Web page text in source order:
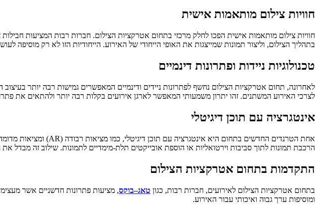
חוויות צילום מותאמות אישית
חוויות צילום מותאמות אישית הפכו לחלק מרכזי בתחום אטרקציות הצילום. חברות רבות המציעות
בתהליך הצילום, וליצור תמונות שמייצגות את האופי הייחודי של האירוע. הייחודיות הזו לא רק מוסיפה
טכנולוגיות ניידות ופתרונות דינמיים
לאחרונה, תחום אטרקציות הצילום נחשף לפתרונות ניידים ודינמיים המאפשרים גמישות רבה יותר
לצרכי האירוע המשתנים. זהו יתרון משמעותי המאפשר לארגן אירועים בקלות רבה יותר ולהתאים את
אינטגרציה עם תוכן דיגיטלי
הרכבת תמונות לתוך סביבות וירטואליות או הוספת אובייקטים תלת-מימדיים לתמונות. שילוב זה מבדל את
התקדמות בתחום אטרקציות הצילום
בתחום אטרקציות הצילום לאירועים, חברות רבות, כגון טאג–בוקס, מציעות פתרונות חדשניים אשר
ומוסיפות ערך גבוה ואיכותי עבור האירוע.